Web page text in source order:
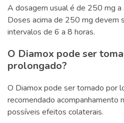
A dosagem usual é de 250 mg a
Doses acima de 250 mg devem
intervalos de 6 a 8 horas.
O Diamox pode ser
prolongado?
O Diamox pode ser tomado por
recomendado acompanhamento
possíveis efeitos colaterais.